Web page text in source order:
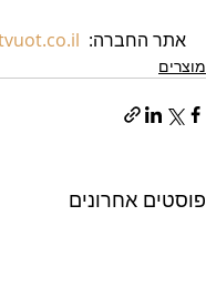
אתר החברה:
מוצרים
פוסטים אחרונים